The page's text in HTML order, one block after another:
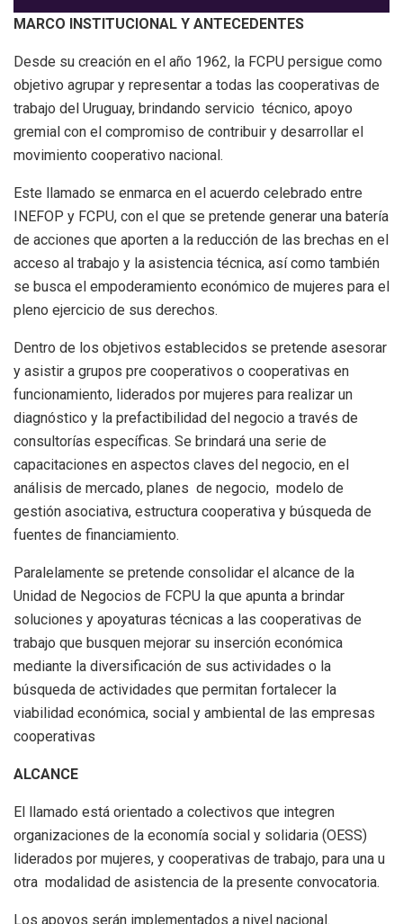
MARCO INSTITUCIONAL Y ANTECEDENTES
Desde su creación en el año 1962, la FCPU persigue como
objetivo agrupar y representar a todas las cooperativas de
trabajo del Uruguay, brindando servicio técnico, apoyo
gremial con el compromiso de contribuir y desarrollar el
movimiento cooperativo nacional.
Este llamado se enmarca en el acuerdo celebrado entre
INEFOP y FCPU, con el que se pretende generar una batería
de acciones que aporten a la reducción de las brechas en el
acceso al trabajo y la asistencia técnica, así como también
se busca el empoderamiento económico de mujeres para el
pleno ejercicio de sus derechos.
Dentro de los objetivos establecidos se pretende asesorar
y asistir a grupos pre cooperativos o cooperativas en
funcionamiento, liderados por mujeres para realizar un
diagnóstico y la prefactibilidad del negocio a través de
consultorías específicas. Se brindará una serie de
capacitaciones en aspectos claves del negocio, en el
análisis de mercado, planes de negocio, modelo de
gestión asociativa, estructura cooperativa y búsqueda de
fuentes de financiamiento.
Paralelamente se pretende consolidar el alcance de la
Unidad de Negocios de FCPU la que apunta a brindar
soluciones y apoyaturas técnicas a las cooperativas de
trabajo que busquen mejorar su inserción económica
mediante la diversificación de sus actividades o la
búsqueda de actividades que permitan fortalecer la
viabilidad económica, social y ambiental de las empresas
cooperativas
ALCANCE
El llamado está orientado a colectivos que integren
organizaciones de la economía social y solidaria (OESS)
liderados por mujeres, y cooperativas de trabajo, para una u
otra modalidad de asistencia de la presente convocatoria.
Los apoyos serán implementados a nivel nacional.